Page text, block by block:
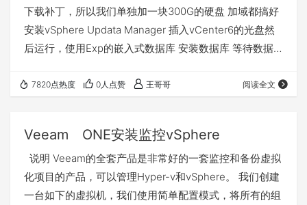
下载补丁，所以我们单独加一块300G的硬盘 加域都搞好
安装vSphere Updata Manager 插入vCenter6的光盘然
后运行，使用Exp的嵌入式数据库 安装数据库 等待数据
名称和连接用户名密码 默认 安装完成 启用Updata
7820点热度 0人点赞 王哥哥 阅读全文
Veeam ONE安装监控vSphere
说明 Veeam的全套产品是非常好的一套监控和备份虚拟
化项目的产品，可以管理Hyper-v和vSphere。 我们创建
一台如下的虚拟机，我们使用简单配置模式，将所有的组